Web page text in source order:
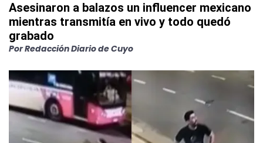
Asesinaron a balazos un influencer mexicano
mientras transmitía en vivo y todo quedó
grabado
PorRedacción Diario de Cuyo